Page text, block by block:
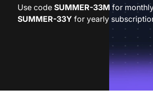
Use code SUMMER-33M for
SUMMER-33Y for yearly